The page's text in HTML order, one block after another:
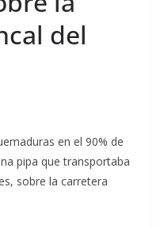
del
en el 90% de
pipa que transportaba
sobre la carretera